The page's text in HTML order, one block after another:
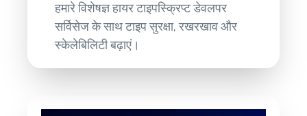
हमारे विशेषज्ञ हायर टाइपस्क्रिप्ट डेवलपर
सर्विसेज के साथ टाइप सुरक्षा, रखरखाव और
स्केलेबिलिटी बढ़ाएं।